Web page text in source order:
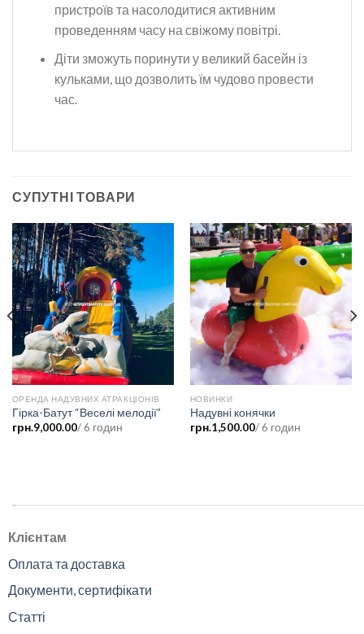
пристроїв та насолодитися активним
проведенням часу на свіжому повітрі.
Діти зможуть поринути у великий басейн із
кульками, що дозволить їм чудово провести
час.
СУПУТНІ ТОВАРИ
ОРЕНДА НАДУВНИХ АТРАКЦІОНІВ
Гірка-Батут “Веселі мелодії”
грн.9,000.00/ 6 годин
НОВИНКИ
Надувні конячки
грн.1,500.00/ 6 годин
Клієнтам
Оплата та доставка
Документи, сертифікати
Статті